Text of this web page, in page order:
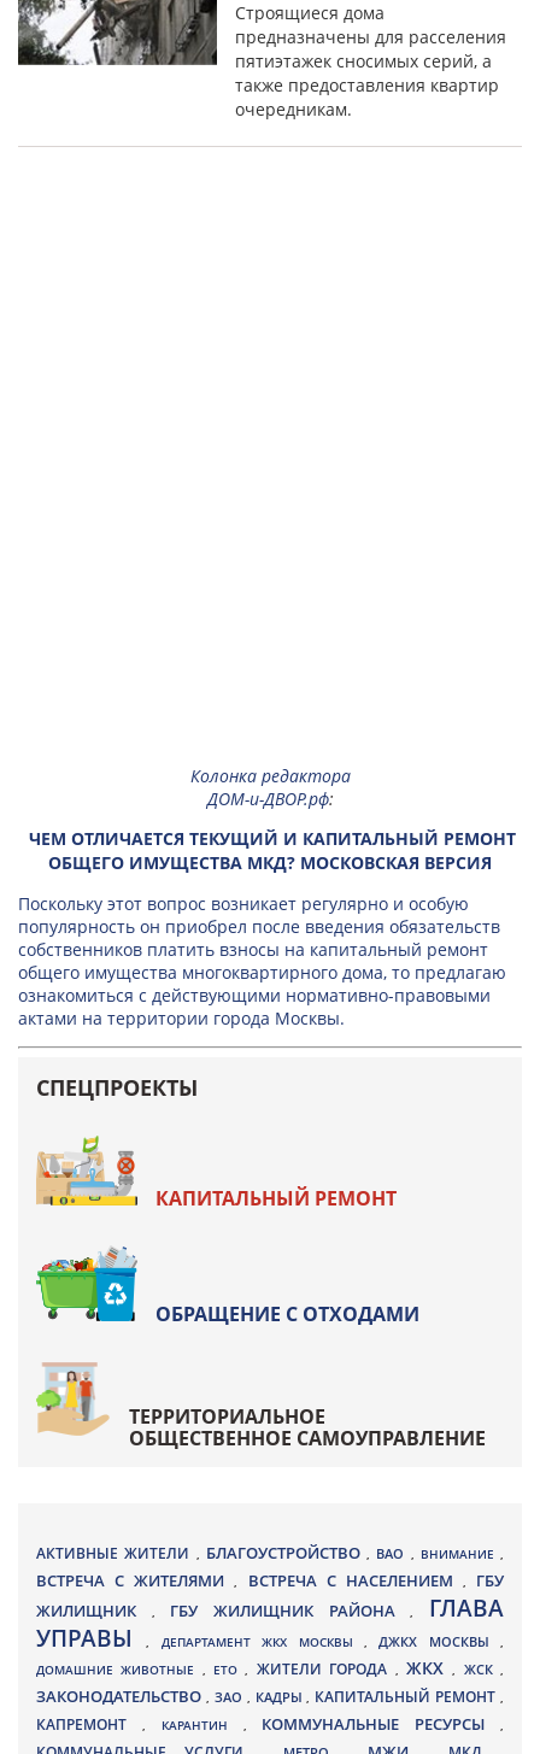
Строящиеся дома
предназначены для расселения
пятиэтажек сносимых серий, а
также предоставления квартир
очередникам.
Колонка редактора
ДОМ-и-ДВОР.рф:
ЧЕМ ОТЛИЧАЕТСЯ ТЕКУЩИЙ И КАПИТАЛЬНЫЙ РЕМОНТ
ОБЩЕГО ИМУЩЕСТВА МКД? МОСКОВСКАЯ ВЕРСИЯ
Поскольку этот вопрос возникает регулярно и особую
популярность он приобрел после введения обязательств
собственников платить взносы на капитальный ремонт
общего имущества многоквартирного дома, то предлагаю
ознакомиться с действующими нормативно-правовыми
актами на территории города Москвы.
СПЕЦПРОЕКТЫ
КАПИТАЛЬНЫЙ РЕМОНТ
ОБРАЩЕНИЕ С ОТХОДАМИ
ТЕРРИТОРИАЛЬНОЕ
ОБЩЕСТВЕННОЕ САМОУПРАВЛЕНИЕ
АКТИВНЫЕ ЖИТЕЛИ , БЛАГОУСТРОЙСТВО , ВАО , ВНИМАНИЕ ,
ВСТРЕЧА С ЖИТЕЛЯМИ, ВСТРЕЧА С НАСЕЛЕНИЕМ , ГБУ
ЖИЛИЩНИК
, ГБУ ЖИЛИЩНИК РАЙОНА, ГЛАВА
УПРАВЫ, ДЕПАРТАМЕНТ ЖКХ МОСКВЫ ,ДЖКХ МОСКВЫ ,
ДОМАШНИЕ ЖИВОТНЫЕ , ЕТО, ЖИТЕЛИ ГОРОДА , ЖКХ, ЖСК,
ЗАКОНОДАТЕЛЬСТВО , ЗАО , КАДРЫ, КАПИТАЛЬНЫЙ РЕМОНТ ,
КАПРЕМОНТ , КАРАНТИН , КОММУНАЛЬНЫЕ РЕСУРСЫ,